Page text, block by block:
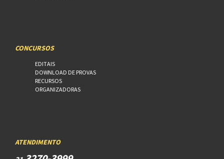
CONCURSOS
EDITAIS
DOWNLOAD DE PROVAS
RECURSOS
ORGANIZADORAS
ATENDIMENTO